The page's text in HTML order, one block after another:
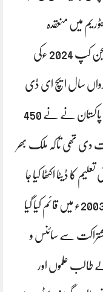
میں منعقدہ
مائیکروسافٹ اور ایچ ای سی کی جانب سے امیجن کپ 2024 ءکی
رواں سال ایچ ای ڈی
آرپروجیکٹ کے تحت ہائرایجوکیشن کمیشن آف پاکستان نے نے 450
دی تھی تاکہ ملک بھر
کا ڈیٹا اکٹھا کیا جا
سکے۔واضح رہے کہ مائیکرو سافٹ امیجن کپ 2003ء میں قائم کیا گیا
سے سائنس و
طالب علموں اور